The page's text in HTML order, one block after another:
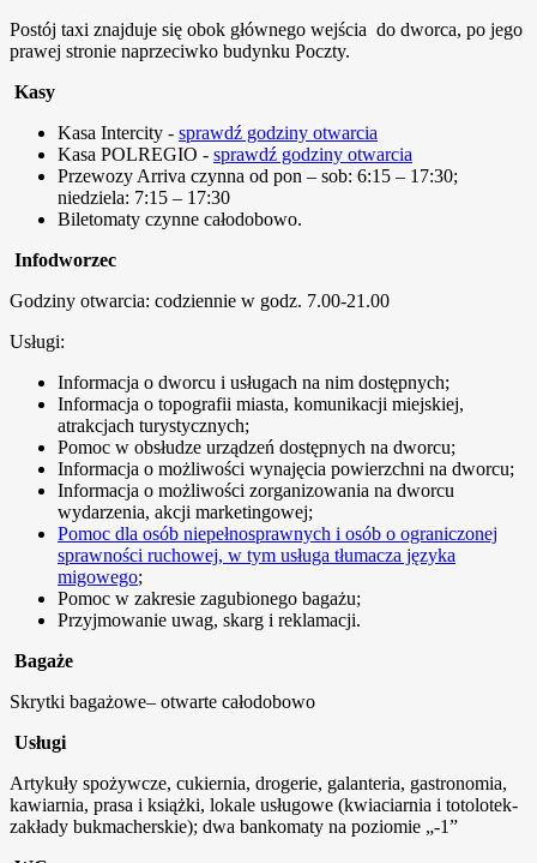
Postój taxi znajduje się obok głównego wejścia do dworca, po jego
prawej stronie naprzeciwko budynku Poczty.
Kasy
Kasa Intercity - sprawdź godziny otwarcia
Kasa POLREGIO - sprawdź godziny otwarcia
Przewozy Arriva czynna od pon – sob: 6:15 – 17:30;
niedziela: 7:15 – 17:30
Biletomaty czynne całodobowo.
Infodworzec
Godziny otwarcia: codziennie w godz. 7.00-21.00
Usługi:
Informacja o dworcu i usługach na nim dostępnych;
Informacja o topografii miasta, komunikacji miejskiej,
atrakcjach turystycznych;
Pomoc w obsłudze urządzeń dostępnych na dworcu;
Informacja o możliwości wynajęcia powierzchni na dworcu;
Informacja o możliwości zorganizowania na dworcu
wydarzenia, akcji marketingowej;
Pomoc dla osób niepełnosprawnych i osób o ograniczonej
sprawności ruchowej, w tym usługa tłumacza języka
migowego;
Pomoc w zakresie zagubionego bagażu;
Przyjmowanie uwag, skarg i reklamacji.
Bagaże
Skrytki bagażowe– otwarte całodobowo
Usługi
Artykuły spożywcze, cukiernia, drogerie, galanteria, gastronomia,
kawiarnia, prasa i książki, lokale usługowe (kwiaciarnia i totolotek-
zakłady bukmacherskie); dwa bankomaty na poziomie „-1”